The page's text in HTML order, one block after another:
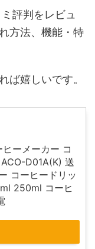
評判をレビュ
方法、機能・特
ば嬉しいです。
ヒーメーカー コ
D01A(K) 送
コーヒードリッ
250ml コーヒ